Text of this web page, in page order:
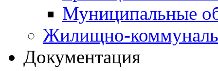
Муниципальные
Жилищно-
Документация